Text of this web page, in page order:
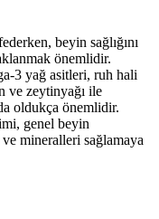
beyin sağlığını
önemlidir.
3 yağ asitleri, ruh hali
ve zeytinyağı ile
oldukça önemlidir.
genel beyin
mineralleri sağlamaya